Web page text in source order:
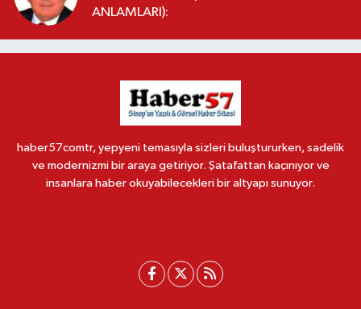
ANLAMLARI):
haber57comtr, yepyeni temasıyla sizleri buluştururken, sadelik
ve modernizmi bir araya getiriyor. Şatafattan kaçınıyor ve
insanlara haber okuyabilecekleri bir altyapı sunuyor.